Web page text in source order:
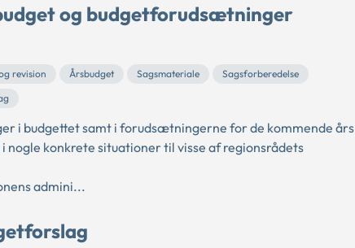
og budgetforudsætninger
revision Årsbudget Sagsmateriale
Sagsforberedelse
i budgettet samt i forudsætningerne for de kommende års
konkrete situationer til visse af regionsrådets
admini...